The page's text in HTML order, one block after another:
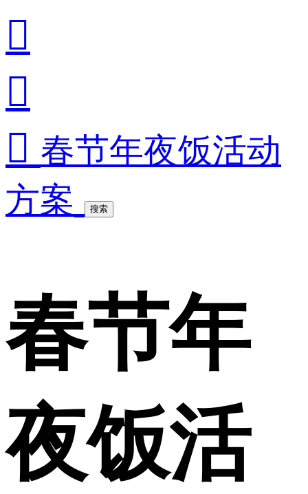


 春节年夜饭活动
方案
搜索
春节年
夜饭活